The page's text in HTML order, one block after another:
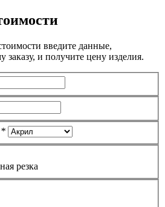
введите данные,
заказу, и получите цену изделия.
*
резка